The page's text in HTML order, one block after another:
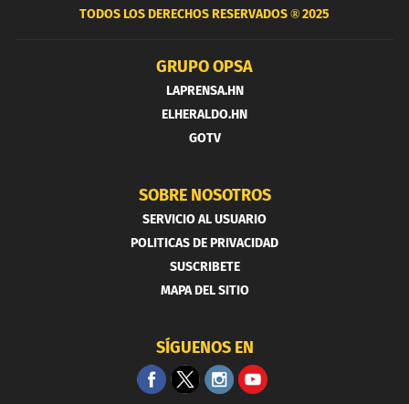
TODOS LOS DERECHOS RESERVADOS ®2025
GRUPO OPSA
LAPRENSA.HN
ELHERALDO.HN
GOTV
SOBRE NOSOTROS
SERVICIO AL USUARIO
POLITICAS DE PRIVACIDAD
SUSCRIBETE
MAPA DEL SITIO
SÍGUENOS EN